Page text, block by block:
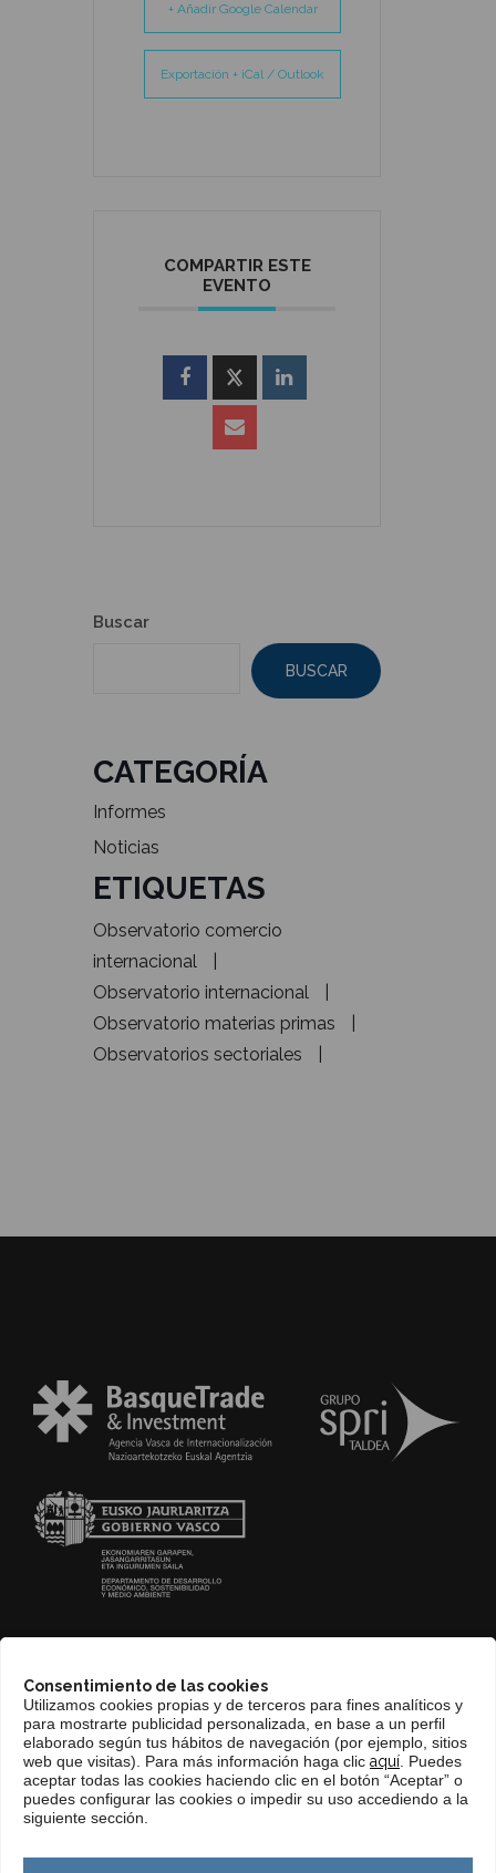
Consentimiento de las cookies
Utilizamos cookies propias y de terceros para fines analíticos y
para mostrarte publicidad personalizada, en base a un perfil
elaborado según tus hábitos de navegación (por ejemplo, sitios
web que visitas). Para más información haga clic aquí . Puedes
aceptar todas las cookies haciendo clic en el botón “Aceptar” o
puedes configurar las cookies o impedir su uso accediendo a la
siguiente sección.
+ Añadir Google Calendar
Exportación + iCal / Outlook
COMPARTIR ESTE
EVENTO
Buscar
BUSCAR
CATEGORÍA
Informes
Noticias
ETIQUETAS
Observatorio comercio
internacional
Observatorio internacional
Observatorio materias primas
Observatorios sectoriales
WEB BASQUETRADE&INVESTMENT